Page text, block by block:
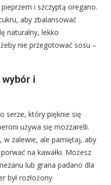
i szczyptą oregano.
aby zbalansować
naturalny, lekko
nie przegotować sosu –
i
serze, który pięknie się
używa się mozzarelli.
w zalewie, ale pamiętaj, aby
na kawałki. Możesz
lub grana padano dla
był rozłożony